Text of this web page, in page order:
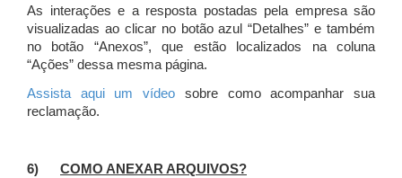
As interações e a resposta postadas pela empresa são
visualizadas ao clicar no botão azul “Detalhes” e também
no botão “Anexos”, que estão localizados na coluna
“Ações” dessa mesma página.
Assista aqui um vídeo sobre como acompanhar sua
reclamação.
6) COMO ANEXAR ARQUIVOS?